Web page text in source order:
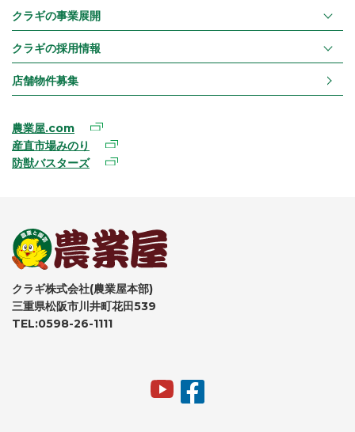
クラギの事業展開
クラギの採用情報
店舗物件募集
農業屋.com
産直市場みのり
防獣バスターズ
クラギ株式会社(農業屋本部)
三重県松阪市川井町花田539
TEL:0598-26-1111